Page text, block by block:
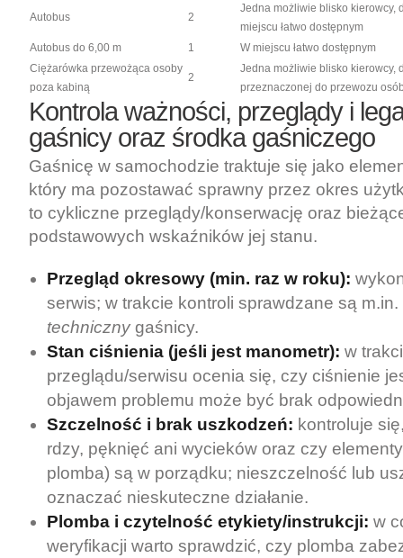
Autobus 2
Jedna możliwie blisko kierowcy,
miejscu łatwo dostępnym
Autobus do 6,00 m
1
W miejscu łatwo dostępnym
Ciężarówka przewożąca osoby
poza kabiną
2
Jedna możliwie blisko kierowcy,
przeznaczonej do przewozu
Kontrola ważności, przeglądy i
gaśnicy oraz środka gaśniczego
Gaśnicę w samochodzie traktuje się jako
który ma pozostawać sprawny przez okres
to cykliczne przeglądy/konserwację oraz
podstawowych wskaźników jej stanu.
Przegląd okresowy (min. raz w roku):
serwis; w trakcie kontroli sprawdzane są m.in.
technicznygaśnicy.
Stan ciśnienia (jeśli jest manometr): w
przeglądu/serwisu ocenia się, czy ciśnienie
objawem problemu może być brak
Szczelność i brak uszkodzeń: kontroluje
rdzy, pęknięć ani wycieków oraz czy
plomba) są w porządku; nieszczelność lub
oznaczać nieskuteczne działanie.
Plomba i czytelność etykiety/instrukcji: w
weryfikacji warto sprawdzić, czy plomba